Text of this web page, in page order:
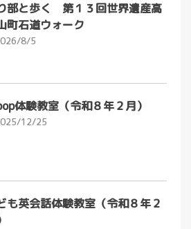
部と歩く 第１３回世界遺産高
町石道ウォーク
8/5
体験教室（令和８年２月）
12/25
も英会話体験教室（令和８年２